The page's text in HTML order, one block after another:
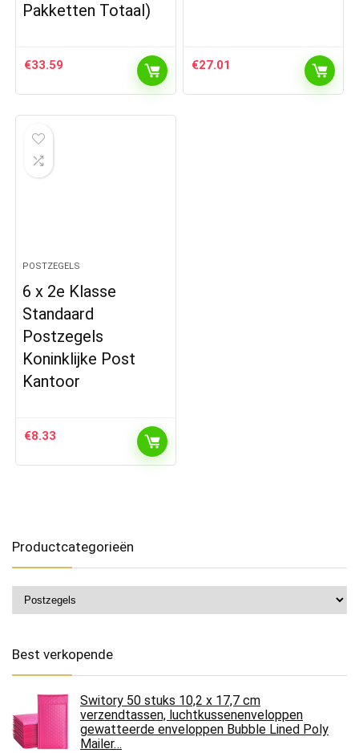
Pakketten Totaal)
€33.59 €27.01
POSTZEGELS
6 x 2e Klasse
Standaard
Postzegels
Koninklijke Post
Kantoor
€8.33
Productcategorieën
Best verkopende
Switory 50 stuks 10,2 x 17,7 cm
verzendtassen, luchtkussenenveloppen
gewatteerde enveloppen Bubble Lined Poly
Mailer…